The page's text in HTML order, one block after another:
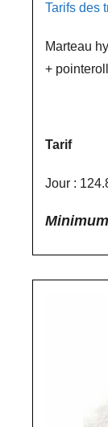
Tarifs des
Marteau
+
Tarif
Jour :